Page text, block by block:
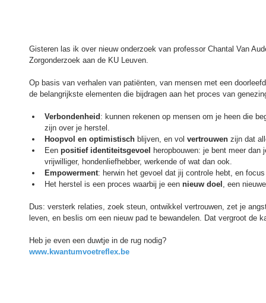
Gisteren las ik over nieuw onderzoek van professor Chantal Van
Zorgonderzoek aan de KU Leuven.
Op basis van verhalen van patiënten, van mensen met een
de belangrijkste elementen die bijdragen aan het proces van
Verbondenheid : kunnen rekenen op mensen om je heen die
zijn over je herstel.
Hoopvol en optimistisch blijven, en vol vertrouwen zijn dat
Een positief identiteitsgevoel
heropbouwen: je bent meer
vrijwilliger, hondenliefhebber, werkende of wat dan ook.
Empowerment: herwin het gevoel dat jij controle hebt, en
Het herstel is een proces waarbij je een nieuw doel , een
Dus: versterk relaties, zoek steun, ontwikkel vertrouwen, zet je
leven, en beslis om een nieuw pad te bewandelen. Dat vergroot de
Heb je even een duwtje in de rug nodig?
www.kwantumvoetreflex.be